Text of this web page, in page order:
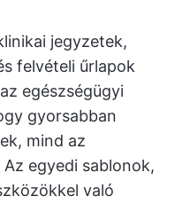
jegyzetek,
felvételi űrlapok
egészségügyi
gyorsabban
mind az
egyedi sablonok,
való